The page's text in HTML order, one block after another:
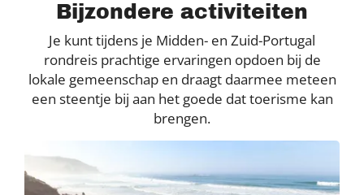
Bijzondere activiteiten
Je kunt tijdens je Midden- en Zuid-Portugal
rondreis prachtige ervaringen opdoen bij de
lokale gemeenschap en draagt daarmee meteen
een steentje bij aan het goede dat toerisme kan
brengen.